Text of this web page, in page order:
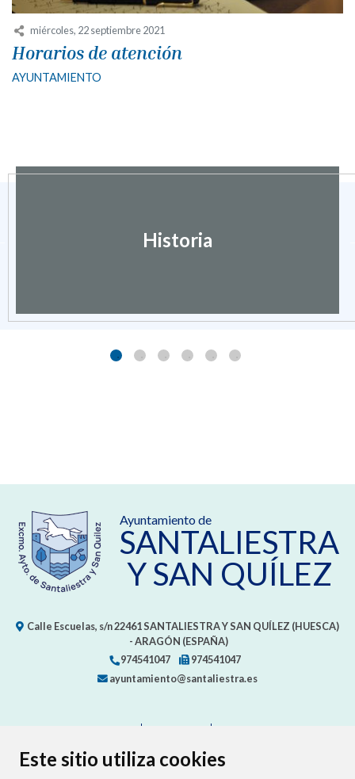
Este sitio utiliza cookies
miércoles, 22 septiembre 2021
Horarios de atención
AYUNTAMIENTO
Historia
Ayuntamiento de
SANTALIESTRA
Y SAN QUÍLEZ
Calle Escuelas, s/n22461SANTALIESTRA Y SAN QUÍLEZ (HUESCA)
- ARAGÓN (ESPAÑA)
974541047
974541047
ayuntamiento@santaliestra.es
PROTECCIÓN DE DATOS
POLÍTICA DE COOKIES